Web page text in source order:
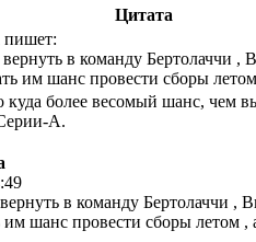
Цитата
пишет:
в команду Бертолаччи ,
им шанс провести сборы
куда более весомый шанс, чем
А.
в команду Бертолаччи ,
шанс провести сборы летом ,